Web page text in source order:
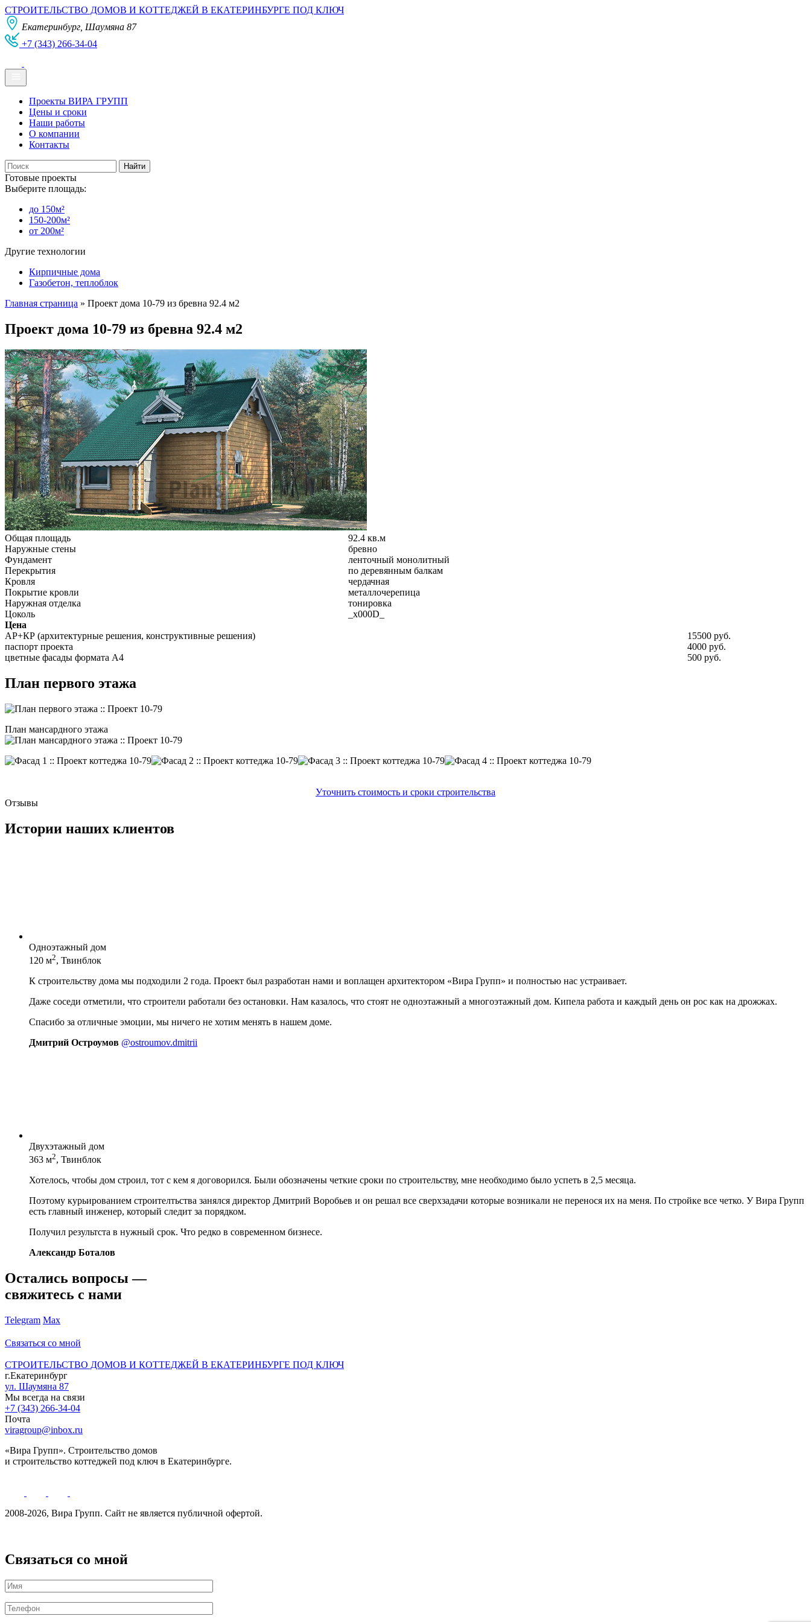
СТРОИТЕЛЬСТВО ДОМОВ И КОТТЕДЖЕЙ В ЕКАТЕРИНБУРГЕ ПОД КЛЮЧ
Екатеринбург, Шаумяна 87
+7 (343) 266-34-04
Проекты ВИРА ГРУПП
Цены и сроки
Наши работы
О компании
Контакты
Готовые проекты
Выберите площадь:
до 150м²
150-200м²
от 200м²
Другие технологии
Кирпичные дома
Газобетон, теплоблок
Главная страница » Проект дома 10-79 из бревна 92.4 м2
Проект дома 10-79 из бревна 92.4 м2
Общая площадь
92.4 кв.м
Наружные стены
бревно
Фундамент
ленточный монолитный
Перекрытия
по деревянным балкам
Кровля
чердачная
Покрытие кровли
металлочерепица
Наружная отделка
тонировка
Цоколь
_x000D_
Цена
АР+КР (архитектурные решения, конструктивные решения)
15500 руб.
паспорт проекта
4000 руб.
цветные фасады формата А4
500 руб.
План первого этажа
План мансардного этажа
Уточнить стоимость и сроки строительства
Отзывы
Истории наших клиентов
Одноэтажный дом
120 м2, Твинблок
К строительству дома мы подходили 2 года. Проект был разработан нами и воплащен архитектором «Вира Групп» и полностью нас устраивает.
Даже соседи отметили, что строители работали без остановки. Нам казалось, что стоят не одноэтажный а многоэтажный дом. Кипела работа и каждый день он рос как на дрожжах.
Спасибо за отличные эмоции, мы ничего не хотим менять в нашем доме.
Дмитрий Остроумов @ostroumov.dmitrii
Двухэтажный дом
363 м2, Твинблок
Хотелось, чтобы дом строил, тот с кем я договорился. Были обозначены четкие сроки по строительству, мне необходимо было успеть в 2,5 месяца.
Поэтому курьированием строителтьства занялся директор Дмитрий Воробьев и он решал все сверхзадачи которые возникали не перенося их на меня. По стройке все четко. У Вира Групп
есть главный инженер, который следит за порядком.
Получил результста в нужный срок. Что редко в современном бизнесе.
Александр Боталов
Остались вопросы —
свяжитесь с нами
Telegram Max
Связаться со мной
СТРОИТЕЛЬСТВО ДОМОВ И КОТТЕДЖЕЙ В ЕКАТЕРИНБУРГЕ ПОД КЛЮЧ
г.Екатеринбург
ул. Шаумяна 87
Мы всегда на связи
+7 (343) 266-34-04
Почта
viragroup@inbox.ru
«Вира Групп». Строительство домов
и строительство коттеджей под ключ в Екатеринбурге.
2008-2026, Вира Групп. Cайт не является публичной офертой.
Связаться со мной